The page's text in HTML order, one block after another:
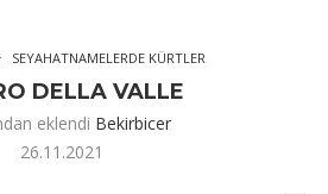
SEYAHATNAMELERDE KÜRTLER
DELLA VALLE
eklendi Bekirbicer
26.11.2021